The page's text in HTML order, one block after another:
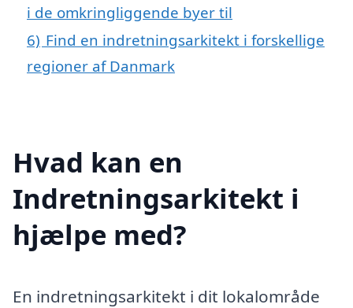
i de omkringliggende byer til
6) Find en indretningsarkitekt i forskellige
regioner af Danmark
Hvad kan en
Indretningsarkitekt i
hjælpe med?
En indretningsarkitekt i dit lokalområde